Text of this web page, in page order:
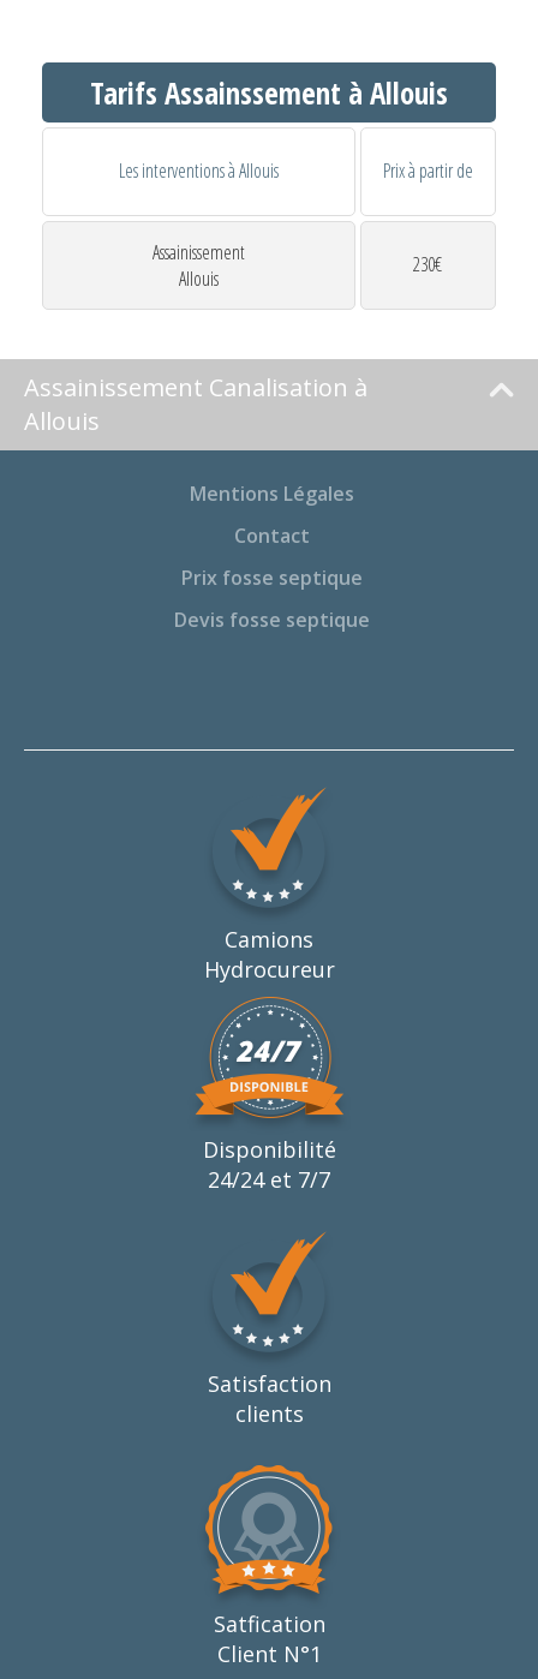
Tarifs Assainssement à Allouis
Les interventions à Allouis Prix à partir de
Assainissement
Allouis
230€
Assainissement Canalisation à
Allouis
Mentions Légales
Contact
Prix fosse septique
Devis fosse septique
Camions
Hydrocureur
Disponibilité
24/24 et 7/7
Satisfaction
clients
Satfication
Client N°1